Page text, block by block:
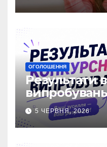
ОГОЛОШЕННЯ
Результати
5 ЧЕРВНЯ, 2026